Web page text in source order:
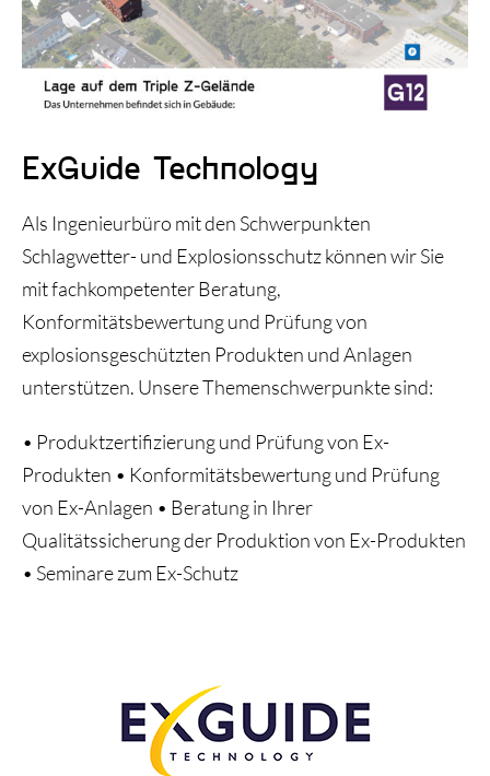
Triple Z-Blog
Über uns
ExGuide Technology
Als Ingenieurbüro mit den Schwerpunkten
Schlagwetter- und Explosionsschutz können wir Sie
mit fachkompetenter Beratung,
Konformitätsbewertung und Prüfung von
explosionsgeschützten Produkten und Anlagen
unterstützen. Unsere Themenschwerpunkte sind:
• Produktzertifizierung und Prüfung von Ex-
Produkten • Konformitätsbewertung und Prüfung
von Ex-Anlagen • Beratung in Ihrer
Qualitätssicherung der Produktion von Ex-Produkten
• Seminare zum Ex-Schutz